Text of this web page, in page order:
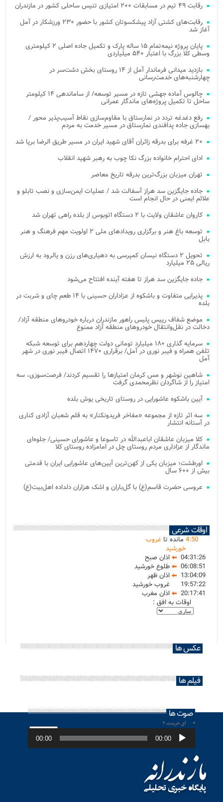
رقابت ۴۹ تیم در مسابقات ۲۰۰ امتیازی تنیس ساحلی کشور در مازندران
رقابت‌های کشتی آزاد پیشکسوتان کشور با حضور ۲۳۰ ورزشکار در آمل
آغاز شد
پایان پروژه نیمه‌تمام ۱۵ ساله پارک و تکمیل جاده اصلی ۲ کیلومتری
وسطی کلا بزرگ با اعتبار ۵۴۰ میلیاردی
بازدید میدانی فرماندار آمل از ۱۴ روستای بخش دشت‌سر در
چهارشنبه‌های خدمت‌رسانی
چالوس آماده جهشی تازه در مسیر توسعه/ از ساماندهی ۱۴ کیلومتر
ساحل تا تکمیل پروژه‌های ماندگار عمرانی
رفع دغدغه تردد در نمارستاق با مقاوم‌سازی نقاط آسیب‌پذیر محور /
بهسازی جاده پدافندی نمارستاق در مسیر خدمت به مردم
۲۰ غرفه برای بدرقه زائران آقای شهید ایران در مسیر طریق الرضا برپا شد
ادای احترام خانواده بزرگ نکا چوب به رهبر شهید انقلاب
تهران میزبان بزرگ‌ترین بدرقه تاریخ معاصر
جاده جایگزین سد هراز آسفالت شد / عملیات ایمن‌سازی و نصب تابلو و
علائم ایمنی در حال انجام است
کاروان عاشقان ولایت با ۲ دستگاه اتوبوس از بلده راهی تهران شد
توسعه باغ هنر و برگزاری رویدادهای ملی ۲ اولویت مهم فرهنگ و هنر
بابل
تحویل ۲ دستگاه نیسان کمپرسی به دهیاری‌های رزن و یالرود به ارزش
ریالی ۲۵ میلیارد
جاده جایگزین سد هراز تا هفته آینده افتتاح می‌شود
پذیرایی متفاوت و باشکوه از عزاداران حسینی با ۱۴ طعم چای و شربت در
بلده
موضع شفاف رییس پلیس راهور مازندران درباره خودروهای منطقه آزاد/
دخالت در نقل‌وانتقال خودروهای منطقه آزاد ممنوع
سرمایه گذاری ۱۸۰ میلیارد تومانی دولت چهاردهم برای توسعه شبکه
تلفن همراه و فیبر نوری در آمل/ برقراری ۱۴۷۰ اتصال فیبر نوری در شهر
آمل
شاهین نوشهر و مس کرمان امتیازها را تقسیم کردند/ فرصت‌سوزی، سه
امتیاز را از شاگردان نظرمحمدی گرفت
آیین باشکوه عاشورایی در روستای تاریخی یوش بلده
سه اثر تازه از مجموعه «مفاخر فریدونکنار» به قلم شعبان آزادی کناری
در آستانه انتشار
کلا میزبان عاشقان اباعبدالله در تاسوعا و عاشورای حسینی/ جلوه‌ای
ماندگار از عزاداری مردم روستای چل در امامزاده روستای کلا
اورطشت؛ میزبان یکی از کهن‌ترین آیین‌های عاشورایی ایران با قدمتی
بیش از ۶۰۰ سال
عروسی حضرت قاسم(ع) با گل‌باران و اشک هزاران دلداده اهل‌بیت(ع)
اوقات شرعی
4:50 مانده تاغروب
خورشید
04:31:26
اذان صبح
06:08:51
طلوع خورشید
13:04:09
اذان ظهر
19:57:22
غروب خورشید
20:17:41
اذان مغرب
اوقات به افق :
عکس ها
فیلم ها
صوت ها
ای حرمت ۲
پخش‌کننده
صوت 00:00
00:00